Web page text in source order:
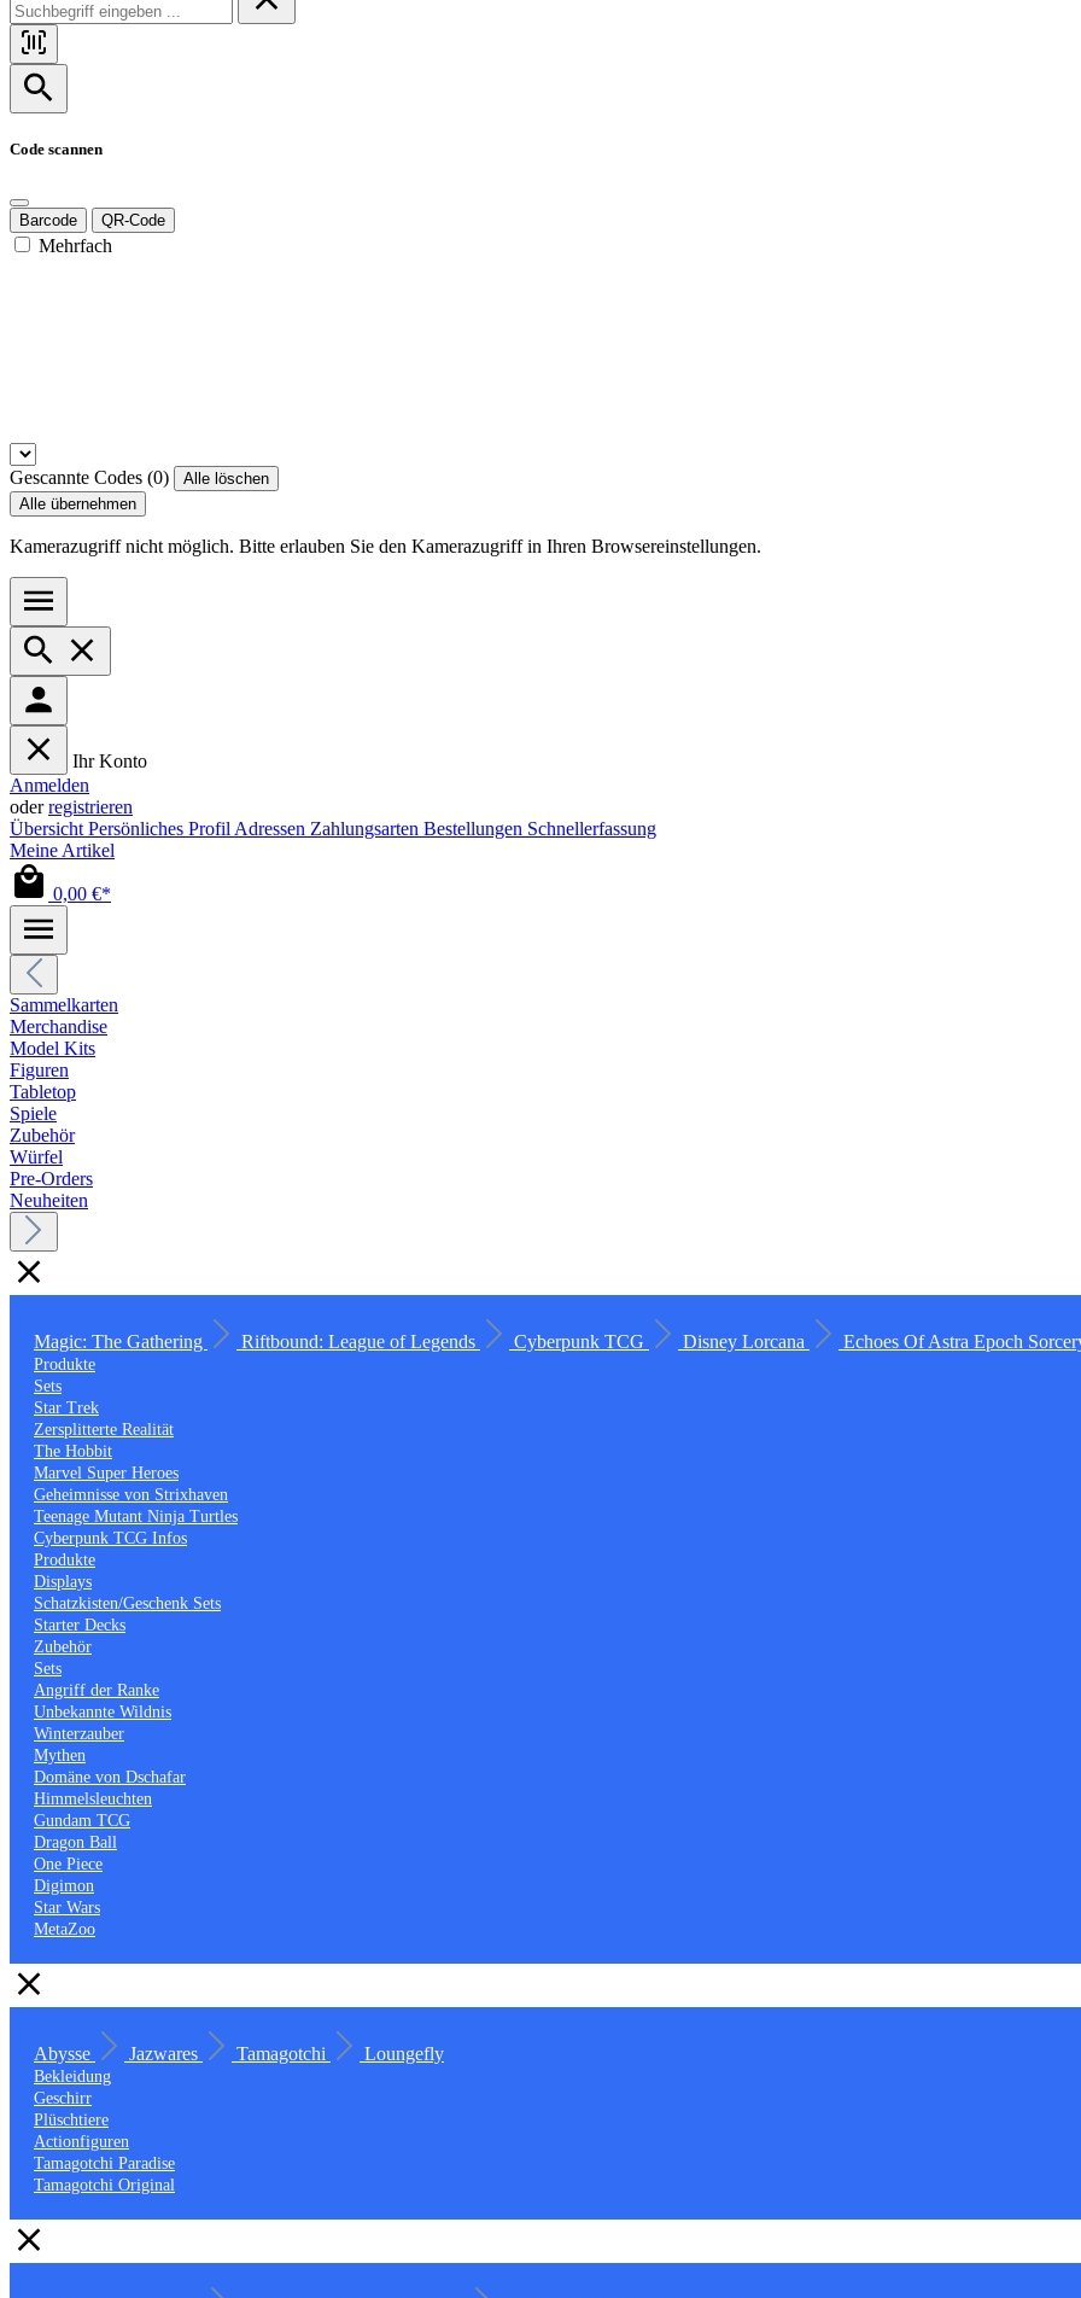
Code scannen
Barcode QR-Code
Mehrfach
Gescannte Codes (0)
Alle löschen
Alle übernehmen
Kamerazugriff nicht möglich. Bitte erlauben Sie den Kamerazugriff in Ihren Browsereinstellungen.
Ihr Konto
Anmelden
oderregistrieren
Übersicht Persönliches Profil Adressen Zahlungsarten Bestellungen Schnellerfassung
Meine Artikel
0,00 €*
Sammelkarten
Merchandise
Model Kits
Figuren
Tabletop
Spiele
Zubehör
Würfel
Pre-Orders
Neuheiten
Magic: The Gathering Riftbound: League of Legends Cyberpunk TCG Disney Lorcana Echoes Of Astra Epoch
Produkte
Sets
Star Trek
Zersplitterte Realität
The Hobbit
Marvel Super Heroes
Geheimnisse von Strixhaven
Teenage Mutant Ninja Turtles
Cyberpunk TCG Infos
Produkte
Displays
Schatzkisten/Geschenk Sets
Starter Decks
Zubehör
Sets
Angriff der Ranke
Unbekannte Wildnis
Winterzauber
Mythen
Domäne von Dschafar
Himmelsleuchten
Gundam TCG
Dragon Ball
One Piece
Digimon
Star Wars
MetaZoo
Abysse Jazwares Tamagotchi Loungefly
Bekleidung
Geschirr
Plüschtiere
Actionfiguren
Tamagotchi Paradise
Tamagotchi Original